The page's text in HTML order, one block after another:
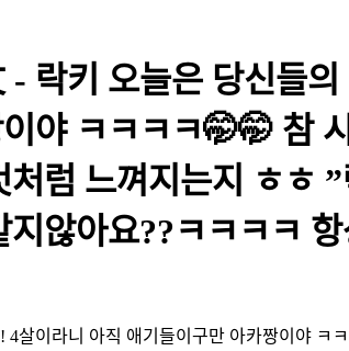
키 오늘은 당신들
야 ㅋㅋㅋㅋ🤭🤭 참
럼 느껴지는지 ㅎㅎ
않아요??ㅋㅋㅋㅋ
살이라니 아직 애기들이구만 아카짱이야